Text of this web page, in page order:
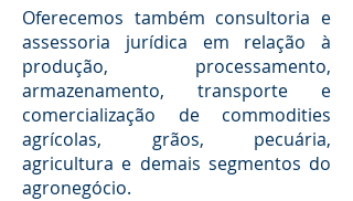
Oferecemos também consultoria e
assessoria jurídica em relação à
produção, processamento,
armazenamento, transporte e
comercialização de commodities
agrícolas, grãos, pecuária,
agricultura e demais segmentos do
agronegócio.